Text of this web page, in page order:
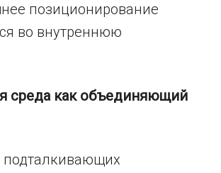
позиционирование
во внутреннюю
среда как объединяющий
подталкивающих